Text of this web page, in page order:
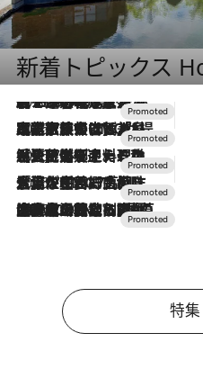
新着トピックス
2026.8.7
【トンボの足水浴】ヒノキの香りに包まれて涼感マックス！約13℃の湧水かけ流しを避暑地「星野温泉 トンボの湯」で体験
2026.7.31
【ホテル帰省】という選択肢をOMOが提案。家族とほどよい距離を保つには「昼は実家、夜は気兼ねなくホテルで！」
2026.7.24
【夏限定ディナーコース】旬を迎える稚鮎や花ズッキーニなどをイタリア・トスカーナの郷土料理の手法で満喫！
2026.7.17
「土佐和ハーブかき氷」がOMO7高知に登場！生姜、山椒、大葉など目にも舌にも涼を呼ぶ郷土の味
2026.7.10
NEW OPEN！【界 草津】名湯の地に誕生。趣の異なる2種の温泉と上州ならではの会席・蕎麦割烹など美食を味わう究極の癒やし旅
特集